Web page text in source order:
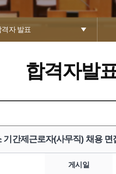
격자 발표
합격자발
기간제근로자(사무직) 채용
게시일